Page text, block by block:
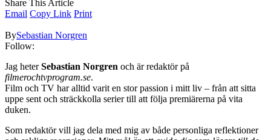
Share This Article
Email Copy Link Print
BySebastian Norgren
Follow:
Jag heterSebastian Norgren och är redaktör på
filmerochtvprogram.se.
Film och TV har alltid varit en stor passion i mitt liv – från att sitta
uppe sent och sträckkolla serier till att följa premiärerna på vita
duken.
Som redaktör vill jag dela med mig av både personliga reflektioner